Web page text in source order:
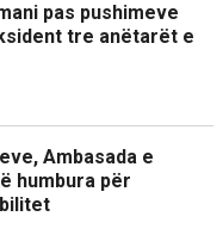
pas pushimeve
tre anëtarët e
Ambasada e
humbura për